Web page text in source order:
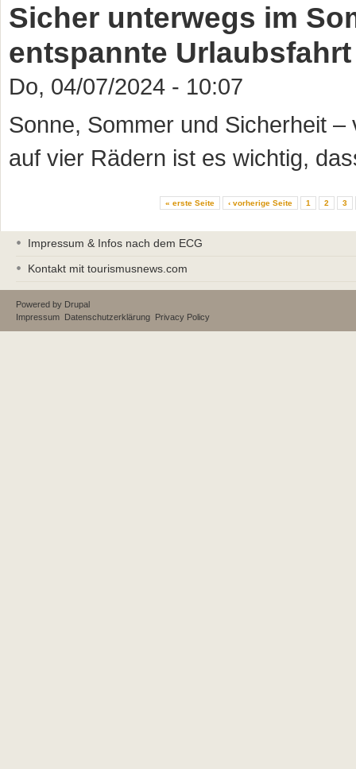
Sicher unterwegs im
entspannte Urlaubsfahrt
Do, 04/07/2024 - 10:07
Sonne, Sommer und Sicherheit
auf vier Rädern ist es wichtig,
« erste Seite ‹ vorherige Seite 1 2 3
Impressum & Infos nach dem ECG
Kontakt mit tourismusnews.com
Powered by Drupal
Impressum Datenschutzerklärung Privacy Policy